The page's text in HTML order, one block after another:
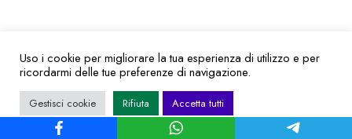
Uso i cookie per migliorare la tua esperienza di utilizzo e per
ricordarmi delle tue preferenze di navigazione.
Gestisci cookie Rifiuta Accetta tutti